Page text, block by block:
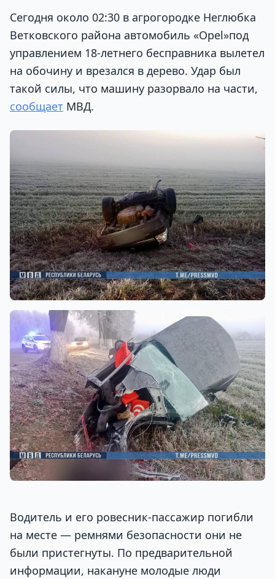
Сегодня около 02:30 в агрогородке Неглюбка
Ветковского района автомобиль «Opel»под
управлением 18-летнего бесправника вылетел
на обочину и врезался в дерево. Удар был
такой силы, что машину разорвало на части,
сообщает МВД.
Водитель и его ровесник-пассажир погибли
на месте — ремнями безопасности они не
были пристегнуты. По предварительной
информации, накануне молодые люди